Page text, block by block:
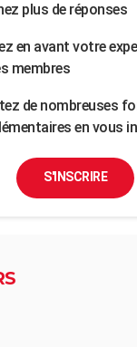
plus de réponses
en avant votre
membres
de nombreuses
en vous
S'INSCRIRE